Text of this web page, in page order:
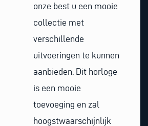
onze best u een mooie
collectie met
verschillende
uitvoeringen te kunnen
aanbieden. Dit horloge
is een mooie
toevoeging en zal
hoogstwaarschijnlijk